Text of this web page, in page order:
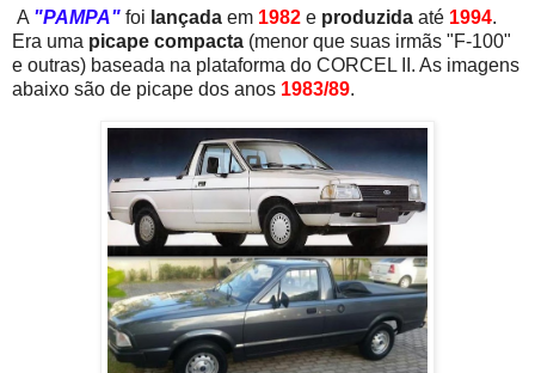
A "PAMPA" foi lançada em 1982 e produzida até 1994.
Era uma picape compacta (menor que suas irmãs "F-100"
e outras) baseada na plataforma do CORCEL II. As imagens
abaixo são de picape dos anos 1983/89.